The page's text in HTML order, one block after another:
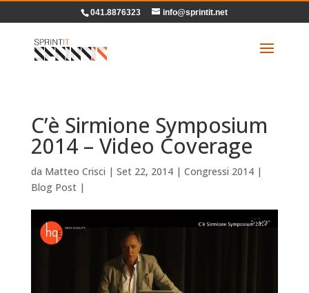
041.8876323 info@sprintit.net
C’è Sirmione Symposium
2014 – Video Coverage
da Matteo Crisci | Set 22, 2014| Congressi 2014|
Blog Post|